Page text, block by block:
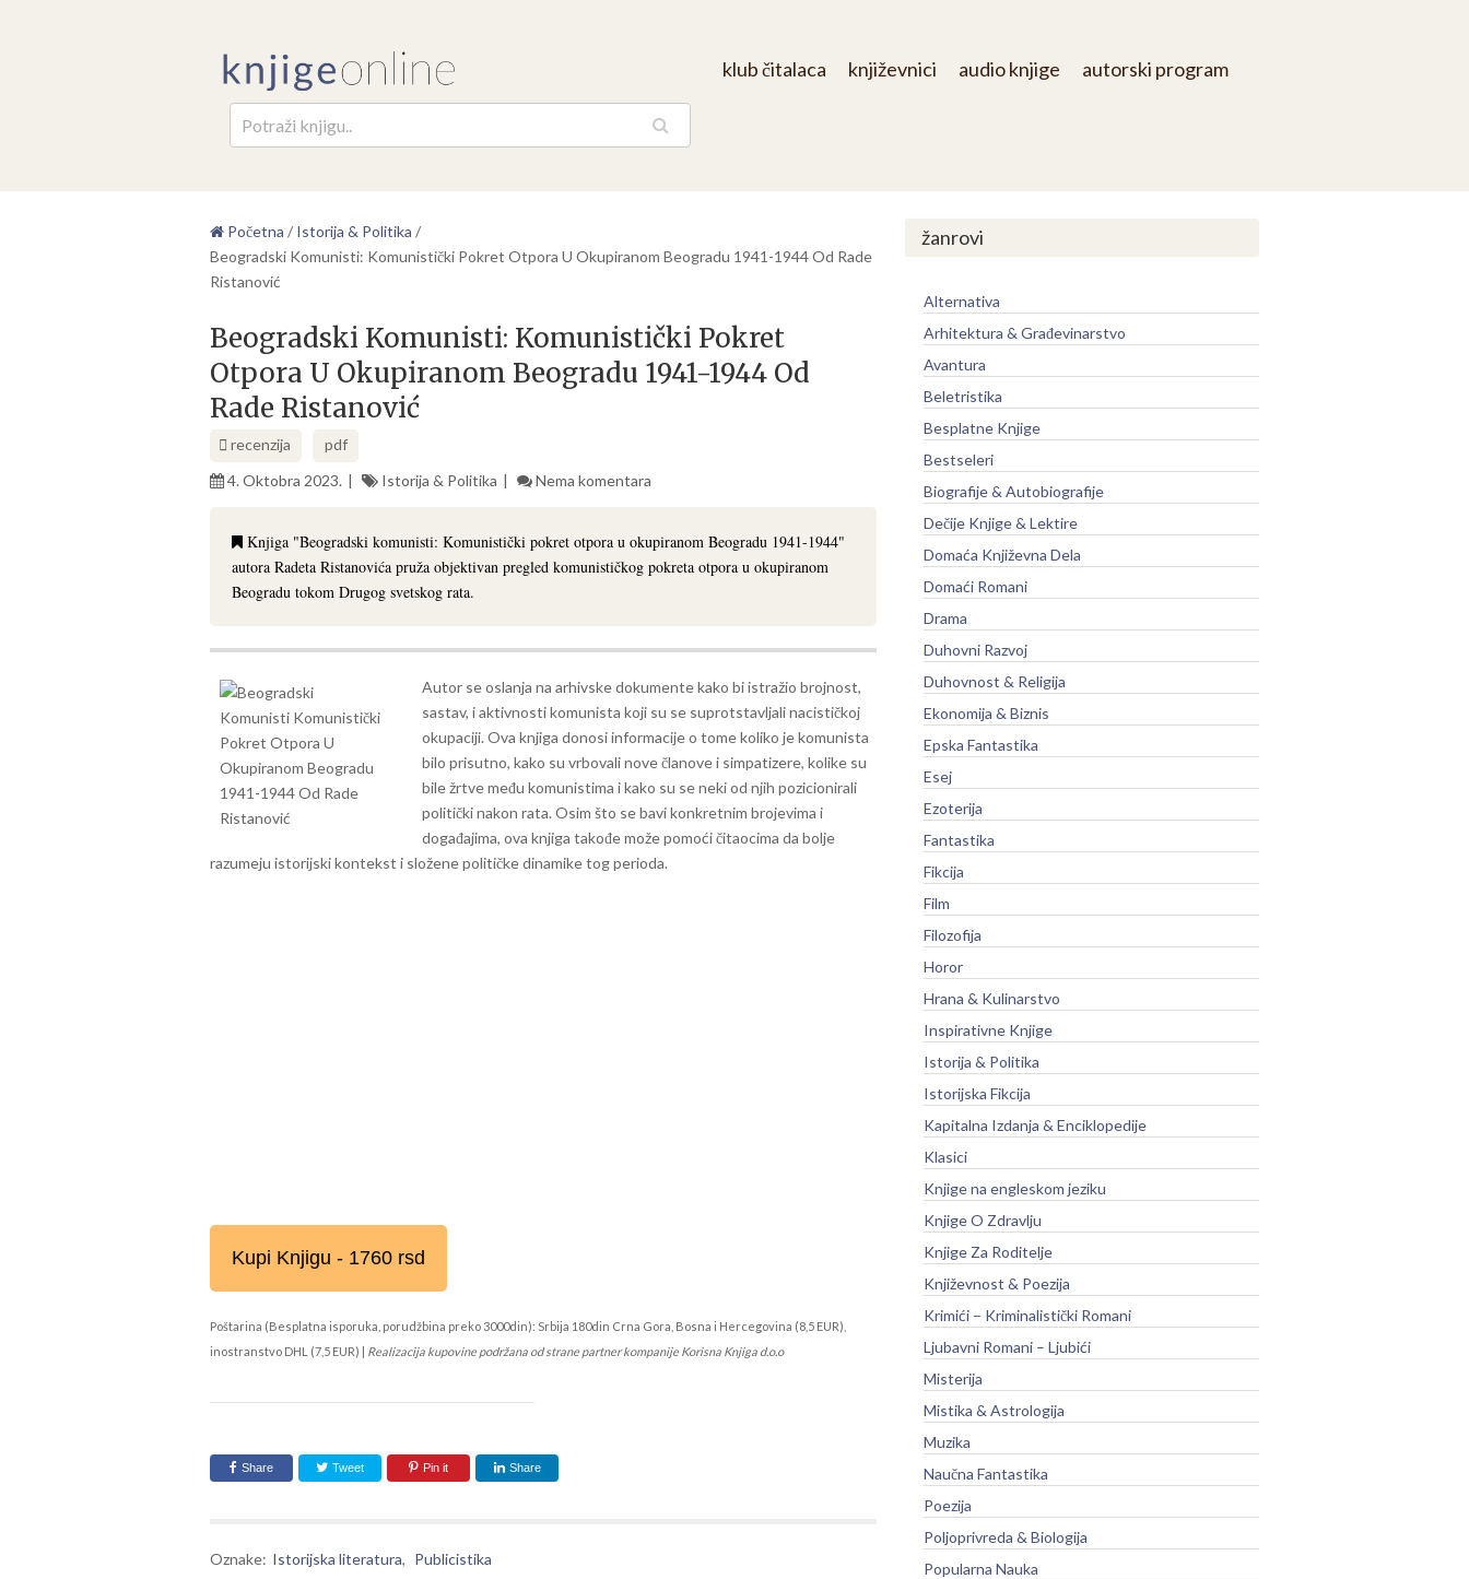
klub čitalaca književnici audio knjige autorski program
Početna / Istorija & Politika /
Beogradski Komunisti: Komunistički Pokret Otpora U Okupiranom Beogradu 1941-1944 Od Rade
Ristanović
Beogradski Komunisti: Komunistički Pokret
Otpora U Okupiranom Beogradu 1941-1944 Od
Rade Ristanović
recenzija
pdf
4. Oktobra 2023.
Istorija & Politika Nema komentara
Knjiga "Beogradski komunisti: Komunistički pokret otpora u okupiranom Beogradu 1941-1944"
autora Radeta Ristanovića pruža objektivan pregled komunističkog pokreta otpora u okupiranom
Beogradu tokom Drugog svetskog rata.
Autor se oslanja na arhivske dokumente kako bi istražio brojnost,
sastav, i aktivnosti komunista koji su se suprotstavljali nacističkoj
okupaciji. Ova knjiga donosi informacije o tome koliko je komunista
bilo prisutno, kako su vrbovali nove članove i simpatizere, kolike su
bile žrtve među komunistima i kako su se neki od njih pozicionirali
politički nakon rata. Osim što se bavi konkretnim brojevima i
događajima, ova knjiga takođe može pomoći čitaocima da bolje
razumeju istorijski kontekst i složene političke dinamike tog perioda.
Kupi Knjigu - 1760 rsd
Poštarina (Besplatna isporuka, porudžbina preko 3000din): Srbija 180din Crna Gora, Bosna i Hercegovina (8,5 EUR),
inostranstvo DHL (7,5 EUR) | Realizacija kupovine podržana od strane partner kompanije Korisna Knjiga d.o.o
Share Tweet Pin it Share
Oznake: Istorijska literatura, Publicistika
žanrovi
Alternativa
Arhitektura & Građevinarstvo
Avantura
Beletristika
Besplatne Knjige
Bestseleri
Biografije & Autobiografije
Dečije Knjige & Lektire
Domaća Književna Dela
Domaći Romani
Drama
Duhovni Razvoj
Duhovnost & Religija
Ekonomija & Biznis
Epska Fantastika
Esej
Ezoterija
Fantastika
Fikcija
Film
Filozofija
Horor
Hrana & Kulinarstvo
Inspirativne Knjige
Istorija & Politika
Istorijska Fikcija
Kapitalna Izdanja & Enciklopedije
Klasici
Knjige na engleskom jeziku
Knjige O Zdravlju
Knjige Za Roditelje
Književnost & Poezija
Krimići – Kriminalistički Romani
Ljubavni Romani – Ljubići
Misterija
Mistika & Astrologija
Muzika
Naučna Fantastika
Poezija
Poljoprivreda & Biologija
Popularna Nauka